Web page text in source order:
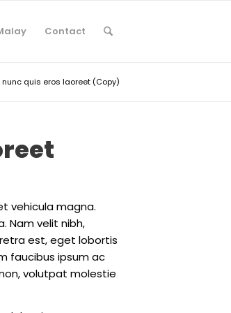
Contact
nunc quis eros laoreet (Copy)
vehicula magna.
Nam velit nibh,
est, eget lobortis
faucibus ipsum ac
volutpat molestie